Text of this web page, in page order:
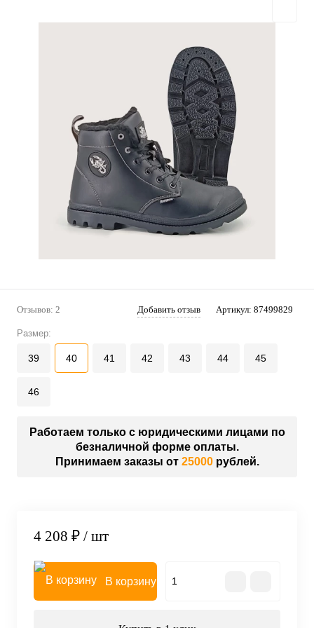
Отзывов: 2 Добавить отзыв Артикул: 87499829
Размер:
39 40 41 42 43 44 45
46
Работаем только с юридическими лицами по
безналичной форме оплаты.
Принимаем заказы от 25000рублей.
4 208 ₽ / шт
В корзину